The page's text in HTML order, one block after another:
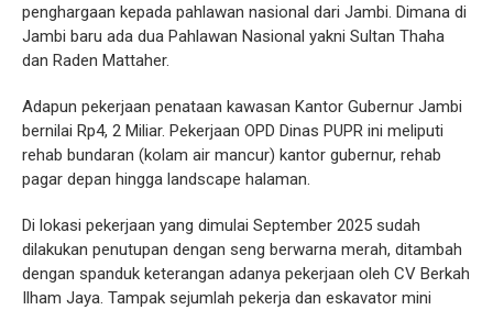
penghargaan kepada pahlawan nasional dari Jambi. Dimana di
Jambi baru ada dua Pahlawan Nasional yakni Sultan Thaha
dan Raden Mattaher.
Adapun pekerjaan penataan kawasan Kantor Gubernur Jambi
bernilai Rp4, 2 Miliar. Pekerjaan OPD Dinas PUPR ini meliputi
rehab bundaran (kolam air mancur) kantor gubernur, rehab
pagar depan hingga landscape halaman.
Di lokasi pekerjaan yang dimulai September 2025 sudah
dilakukan penutupan dengan seng berwarna merah, ditambah
dengan spanduk keterangan adanya pekerjaan oleh CV Berkah
Ilham Jaya. Tampak sejumlah pekerja dan eskavator mini